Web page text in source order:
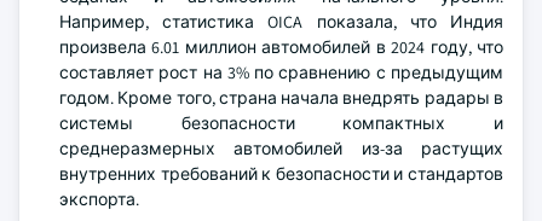
Например, статистика OICA показала, что Индия
произвела 6.01 миллион автомобилей в 2024 году, что
составляет рост на 3% по сравнению с предыдущим
годом. Кроме того, страна начала внедрять радары в
системы безопасности компактных и
среднеразмерных автомобилей из-за растущих
внутренних требований к безопасности и стандартов
экспорта.